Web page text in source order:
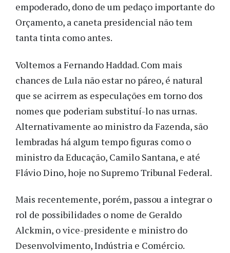
empoderado, dono de um pedaço importante do
Orçamento, a caneta presidencial não tem
tanta tinta como antes.
Voltemos a Fernando Haddad. Com mais
chances de Lula não estar no páreo, é natural
que se acirrem as especulações em torno dos
nomes que poderiam substituí-lo nas urnas.
Alternativamente ao ministro da Fazenda, são
lembradas há algum tempo figuras como o
ministro da Educação, Camilo Santana, e até
Flávio Dino, hoje no Supremo Tribunal Federal.
Mais recentemente, porém, passou a integrar o
rol de possibilidades o nome de Geraldo
Alckmin, o vice-presidente e ministro do
Desenvolvimento, Indústria e Comércio.